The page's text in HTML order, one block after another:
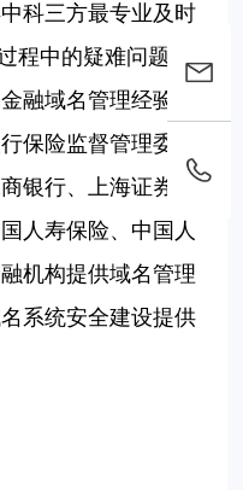
科三方最专业及时
程中的疑难问题。
融域名管理经验，
保险监督管理委员
银行、上海证券交
人寿保险、中国人
机构提供域名管理
系统安全建设提供